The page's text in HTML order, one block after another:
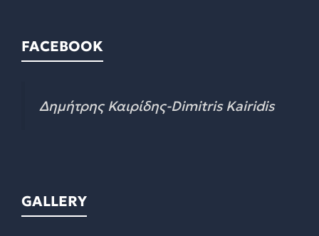
FACEBOOK
Δημήτρης Καιρίδης-Dimitris Kairidis
GALLERY